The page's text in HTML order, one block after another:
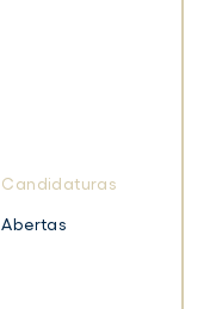
Candidaturas
Abertas